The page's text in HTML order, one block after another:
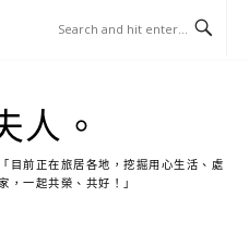
人。
目前正在旅居各地，挖掘用心生活、處
，一起共榮、共好！」